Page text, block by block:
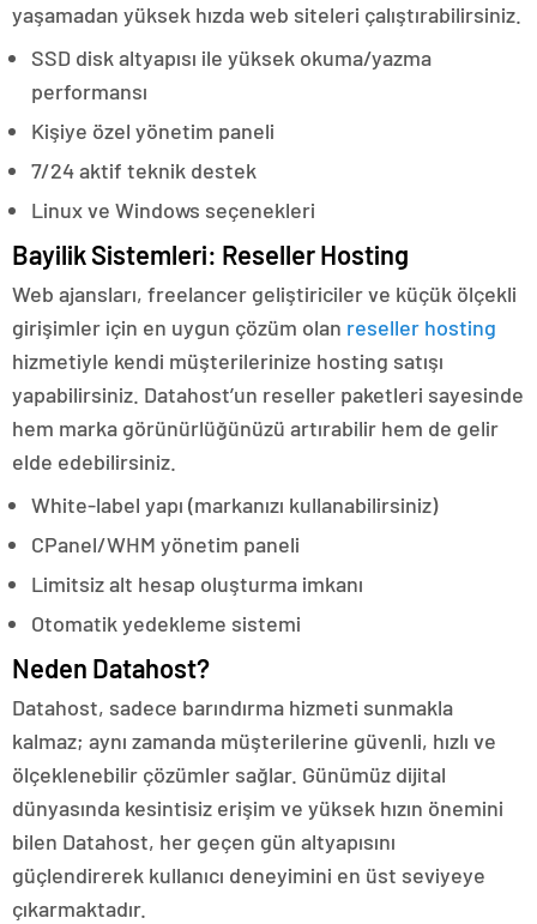
yaşamadan yüksek hızda web siteleri çalıştırabilirsiniz.
SSD disk altyapısı ile yüksek okuma/yazma
performansı
Kişiye özel yönetim paneli
7/24 aktif teknik destek
Linux ve Windows seçenekleri
Bayilik Sistemleri: Reseller Hosting
Web ajansları, freelancer geliştiriciler ve küçük ölçekli
girişimler için en uygun çözüm olan reseller hosting
hizmetiyle kendi müşterilerinize hosting satışı
yapabilirsiniz. Datahost’un reseller paketleri sayesinde
hem marka görünürlüğünüzü artırabilir hem de gelir
elde edebilirsiniz.
White-label yapı (markanızı kullanabilirsiniz)
CPanel/WHM yönetim paneli
Limitsiz alt hesap oluşturma imkanı
Otomatik yedekleme sistemi
Neden Datahost?
Datahost, sadece barındırma hizmeti sunmakla
kalmaz; aynı zamanda müşterilerine güvenli, hızlı ve
ölçeklenebilir çözümler sağlar. Günümüz dijital
dünyasında kesintisiz erişim ve yüksek hızın önemini
bilen Datahost, her geçen gün altyapısını
güçlendirerek kullanıcı deneyimini en üst seviyeye
çıkarmaktadır.